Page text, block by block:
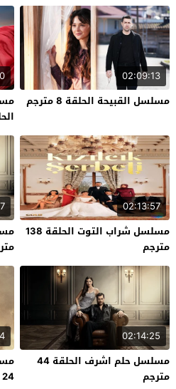
02:09:13
مسلسل القبيحة الحلقة 8 مترجم
02:13:57
مسلسل شراب التوت الحلقة 138
مترجم
02:14:25
مسلسل حلم اشرف الحلقة 44
مترجم
24 مترجم